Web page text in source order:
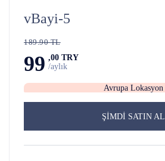
vBayi-5
189.90 TL
99 ,00 TRY
/aylık
Avrupa Lokasyon
ŞİMDİ SATIN AL